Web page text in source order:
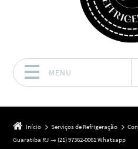
MENU
Início Serviços de Refrigeração
Guaratiba RJ → (21) 97362-0061 Whatsapp